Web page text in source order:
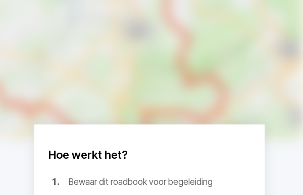
Hoe werkt het?
Bewaar dit roadbook voor begeleiding